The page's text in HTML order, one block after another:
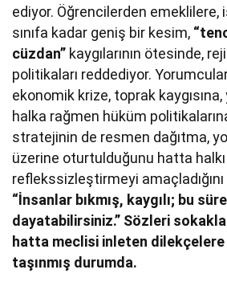
ediyor. Öğrencilerden emeklilere,
sınıfa kadar geniş bir kesim,
cüzdan” kaygılarının ötesinde,
politikaları reddediyor. Yorumcular,
ekonomik krize, toprak
halka rağmen hüküm
stratejinin de resmen dağıtma,
üzerine oturtulduğunu hatta halkı
reflekssizleştirmeyi
“İnsanlar bıkmış, kaygılı; bu
dayatabilirsiniz.” Sözleri
hatta meclisi inleten dilekçelere
taşınmış durumda.